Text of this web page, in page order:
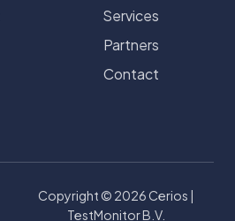
Services
Partners
Contact
Copyright © 2026 Cerios |
TestMonitor B.V.